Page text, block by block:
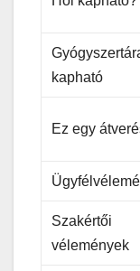
kapható
Ez egy
Szakértői
vélemények